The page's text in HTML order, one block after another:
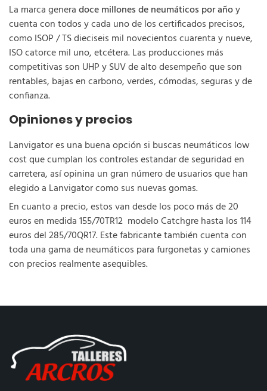
La marca generadoce millones de neumáticos por añoy
cuenta con todos y cada uno de los certificados precisos,
como ISOP / TS dieciseis mil novecientos cuarenta y nueve,
ISO catorce mil uno, etcétera. Las producciones más
competitivas son UHP y SUV de alto desempeño que son
rentables, bajas en carbono, verdes, cómodas, seguras y de
confianza.
Opiniones y precios
Lanvigator es una buena opción si buscas neumáticos low
cost que cumplan los controles estandar de seguridad en
carretera, así opinina un gran número de usuarios que han
elegido a Lanvigator como sus nuevas gomas.
En cuanto a precio, estos van desde los poco más de 20
euros en medida 155/70TR12 modelo Catchgre hasta los 114
euros del 285/70QR17. Este fabricante también cuenta con
toda una gama de neumáticos para furgonetas y camiones
con precios realmente asequibles.